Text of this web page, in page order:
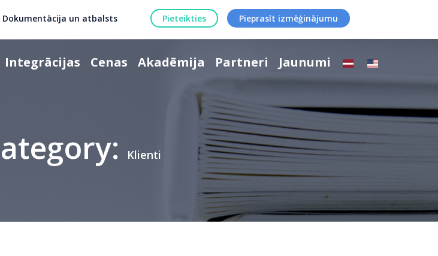
Dokumentācija un atbalsts Pieteikties Pieprasīt izmēģinājumu
Integrācijas Cenas Akadēmija Partneri Jaunumi
Klienti